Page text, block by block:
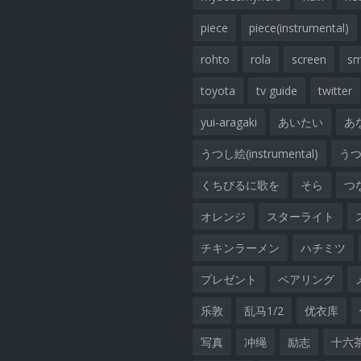
piece piece(instrumental)
rohto rola screen
toyota tv guide twitter
yui-aragaki あいたい あ
うつし絵(instrumental) う
くちびるに歌を そら つ
オレンジ スターライト
チキンラーメン ハチミツ
プレゼント ペアリング
乐敦 乱马1/2 优衣库
写真 冲绳 励志 十六